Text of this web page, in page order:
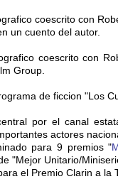
coescrito con
un cuento del autor.
coescrito con
Group.
de ficcion "Los
por el canal
actores
para 9 premios "
"Mejor Unitario/
el Premio Clarin a la